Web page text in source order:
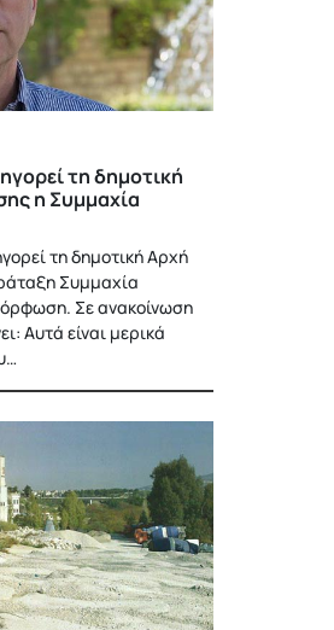
τη δημοτική
η Συμμαχία
τη δημοτική Αρχή
Συμμαχία
Σε ανακοίνωση
Αυτά είναι μερικά